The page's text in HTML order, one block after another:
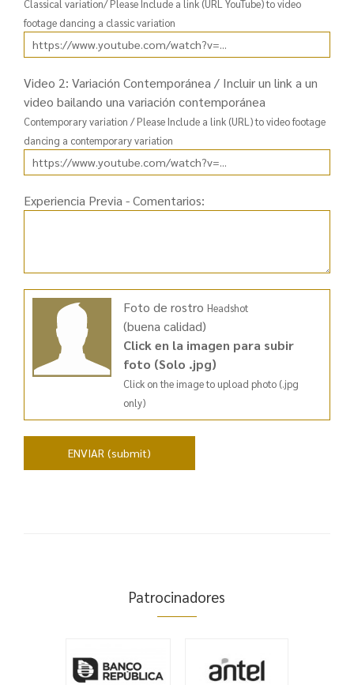
Classical variation/ Please Include a link (URL YouTube) to video
footage dancing a classic variation
Video 2: Variación Contemporánea / Incluir un link a un
video bailando una variación contemporánea
Contemporary variation / Please Include a link (URL) to video footage
dancing a contemporary variation
Experiencia Previa - Comentarios:
Foto de rostro Headshot
(buena calidad)
Click en la imagen para subir
foto (Solo .jpg)
Click on the image to upload photo (.jpg
only)
Patrocinadores